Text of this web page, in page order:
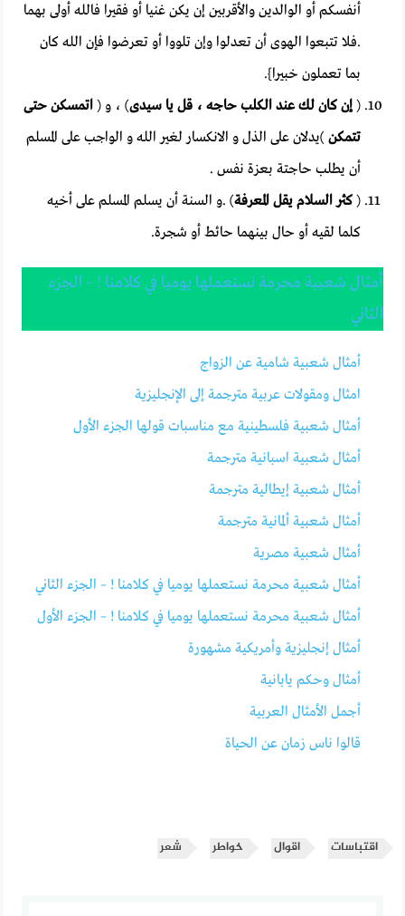
أنفسكم أو الوالدين والأقربين إن يكن غنيا أو فقيرا فالله أولى بهما
.فلا تتبعوا الهوى أن تعدلوا وإن تلووا أو تعرضوا فإن الله كان
بما تعملون خبيرا}.
(إن كان لك عند الكلب حاجه ، قل يا سيدى) ، و (اتمسكن حتى
تتمكن )يدلان على الذل و الانكسار لغير الله و الواجب على المسلم
أن يطلب حاجتة بعزة نفس .
(كثر السلام يقل المعرفة) .و السنة أن يسلم المسلم على أخيه
كلما لقيه أو حال بينهما حائط أو شجرة.
أمثال شعبية محرمة نستعملها يوميا في كلامنا ! – الجزء
الثاني
أمثال شعبية شامية عن الزواج
امثال ومقولات عربية مترجمة إلى الإنجليزية
أمثال شعبية فلسطينية مع مناسبات قولها الجزء الأول
أمثال شعبية اسبانية مترجمة
أمثال شعبية إيطالية مترجمة
أمثال شعبية ألمانية مترجمة
أمثال شعبية مصرية
أمثال شعبية محرمة نستعملها يوميا في كلامنا ! – الجزء الثاني
أمثال شعبية محرمة نستعملها يوميا في كلامنا ! – الجزء الأول
أمثال إنجليزية وأمريكية مشهورة
أمثال وحكم يابانية
أجمل الأمثال العربية
قالوا ناس زمان عن الحياة
اقتباسات اقوال خواطر شعر